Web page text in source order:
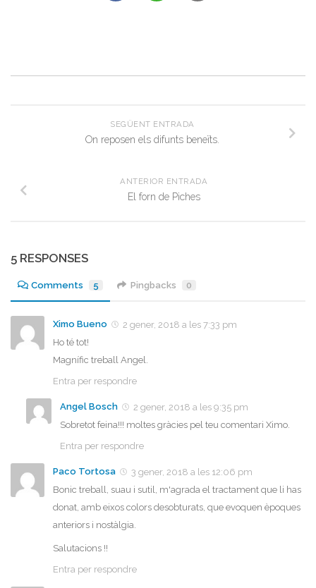
SEGÜENT ENTRADA
On reposen els difunts beneïts.
ANTERIOR ENTRADA
El forn de Piches
5 RESPONSES
Comments 5 Pingbacks 0
Ximo Bueno
2 gener, 2018 a les 7:33 pm
Ho té tot!
Magnífic treball Angel.
Entra per respondre
Angel Bosch
2 gener, 2018 a les 9:35 pm
Sobretot feina!!! moltes gràcies pel teu comentari Ximo.
Entra per respondre
Paco Tortosa
3 gener, 2018 a les 12:06 pm
Bonic treball, suau i sutil, m'agrada el tractament que li has
donat, amb eixos colors desobturats, que evoquen èpoques
anteriors i nostàlgia.
Salutacions !!
Entra per respondre